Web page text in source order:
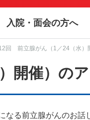
入院・面会の方へ
回 前立腺がん（1／24（水）
開催）の
る前立腺がんのお